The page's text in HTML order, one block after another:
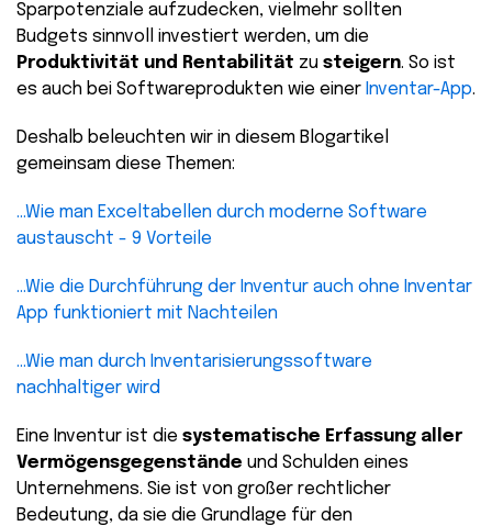
Sparpotenziale aufzudecken, vielmehr sollten
Budgets sinnvoll investiert werden, um die
Produktivität und Rentabilität zu steigern. So ist
es auch bei Softwareprodukten wie einer Inventar-App.
Deshalb beleuchten wir in diesem Blogartikel
gemeinsam diese Themen:
...Wie man Exceltabellen durch moderne Software
austauscht - 9 Vorteile
...Wie die Durchführung der Inventur auch ohne Inventar
App funktioniert mit Nachteilen
...Wie man durch Inventarisierungssoftware
nachhaltiger wird
Eine Inventur ist die systematische Erfassung aller
Vermögensgegenstände und Schulden eines
Unternehmens. Sie ist von großer rechtlicher
Bedeutung, da sie die Grundlage für den